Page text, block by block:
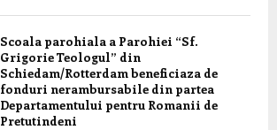
Scoala parohiala a Parohiei “Sf.
Grigorie Teologul” din
Schiedam/Rotterdam beneficiaza de
fonduri nerambursabile din partea
Departamentului pentru Romanii de
Pretutindeni